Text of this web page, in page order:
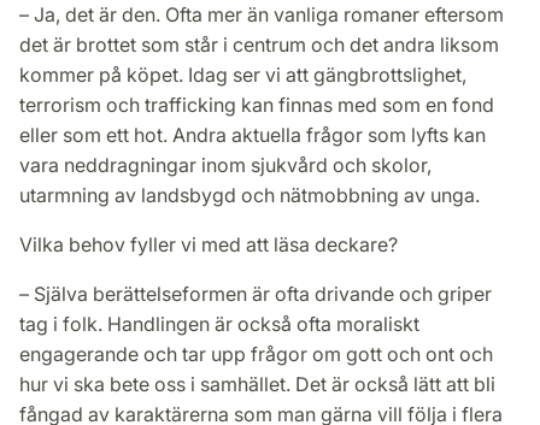
– Ja, det är den. Ofta mer än vanliga romaner eftersom
det är brottet som står i centrum och det andra liksom
kommer på köpet. Idag ser vi att gängbrottslighet,
terrorism och trafficking kan finnas med som en fond
eller som ett hot. Andra aktuella frågor som lyfts kan
vara neddragningar inom sjukvård och skolor,
utarmning av landsbygd och nätmobbning av unga.
Vilka behov fyller vi med att läsa deckare?
– Själva berättelseformen är ofta drivande och griper
tag i folk. Handlingen är också ofta moraliskt
engagerande och tar upp frågor om gott och ont och
hur vi ska bete oss i samhället. Det är också lätt att bli
fångad av karaktärerna som man gärna vill följa i flera